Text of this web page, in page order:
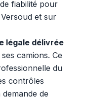
fiabilité pour
et sur
légale délivrée
camions. Ce
du
contrôles
de